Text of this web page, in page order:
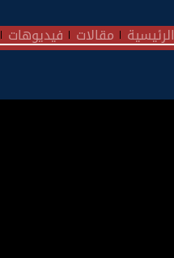
الرئيسية مقالات فيديوهات